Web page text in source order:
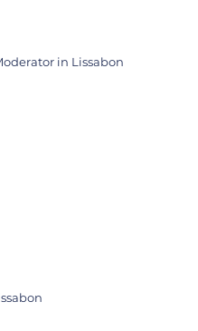
in Lissabon